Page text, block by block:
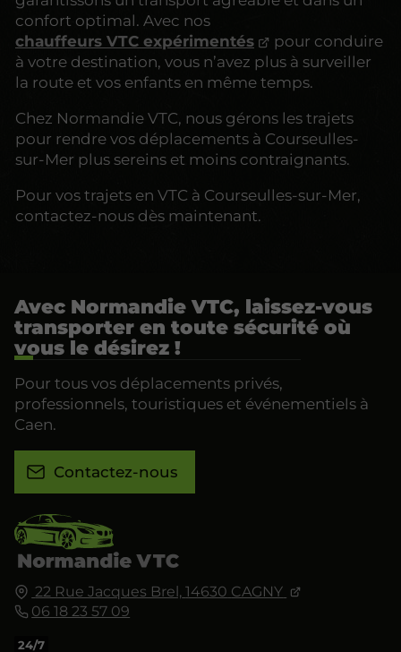
confort optimal. Avec nos
chauffeurs VTC expérimentés
pour conduire
à votre destination, vous n’avez plus à surveiller
la route et vos enfants en même temps.
Chez Normandie VTC, nous gérons les trajets
pour rendre vos déplacements à Courseulles-
sur-Mer plus sereins et moins contraignants.
Pour vos trajets en VTC à Courseulles-sur-Mer,
contactez-nous dès maintenant.
22 Rue Jacques Brel, 14630 CAGNY
06 18 23 57 09
24/7
Avec Normandie VTC, laissez-vous
transporter en toute sécurité où
vous le désirez !
Pour tous vos déplacements privés,
professionnels, touristiques et événementiels à
Caen.
Contactez-nous